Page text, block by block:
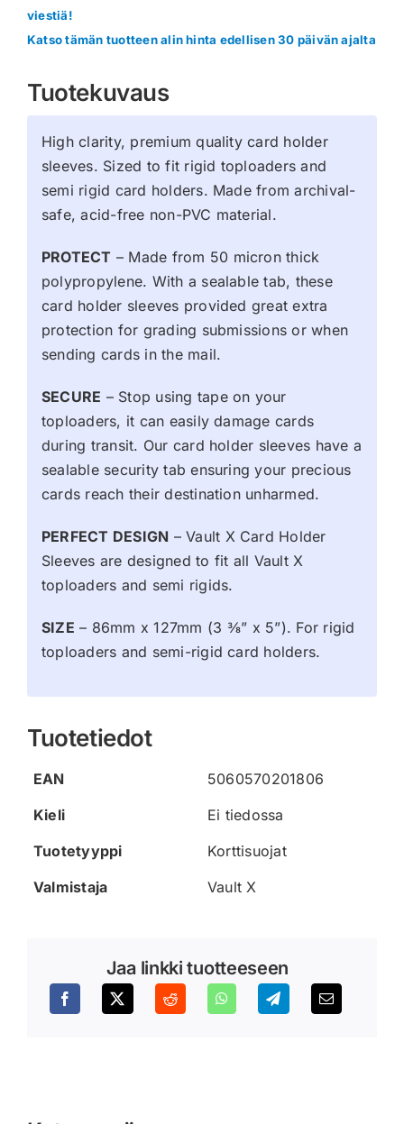
viestiä!
Katso tämän tuotteen alin hinta edellisen 30 päivän ajalta
Tuotekuvaus
High clarity, premium quality card holder
sleeves. Sized to fit rigid toploaders and
semi rigid card holders. Made from archival-
safe, acid-free non-PVC material.
PROTECT – Made from 50 micron thick
polypropylene. With a sealable tab, these
card holder sleeves provided great extra
protection for grading submissions or when
sending cards in the mail.
SECURE – Stop using tape on your
toploaders, it can easily damage cards
during transit. Our card holder sleeves have a
sealable security tab ensuring your precious
cards reach their destination unharmed.
PERFECT DESIGN – Vault X Card Holder
Sleeves are designed to fit all Vault X
toploaders and semi rigids.
SIZE – 86mm x 127mm (3 3⁄8” x 5”). For rigid
toploaders and semi-rigid card holders.
Tuotetiedot
EAN
5060570201806
Kieli
Ei tiedossa
Tuotetyyppi
Korttisuojat
Valmistaja
Vault X
Jaa linkki tuotteeseen